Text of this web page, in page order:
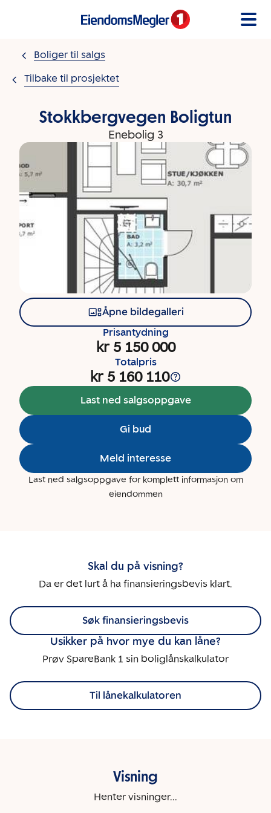
Boliger til salgs
Tilbake til prosjektet
Stokkbergvegen Boligtun
Enebolig 3
Åpne bildegalleri
Prisantydning
kr 5 150 000
Totalpris
kr 5 160 110
Last ned salgsoppgave
Gi bud
Meld interesse
Last ned salgsoppgave for komplett informasjon om
eiendommen
Skal du på visning?
Da er det lurt å ha finansieringsbevis klart.
Søk finansieringsbevis
Usikker på hvor mye du kan låne?
Prøv SpareBank 1 sin boliglånskalkulator
Til lånekalkulatoren
Visning
Henter visninger...